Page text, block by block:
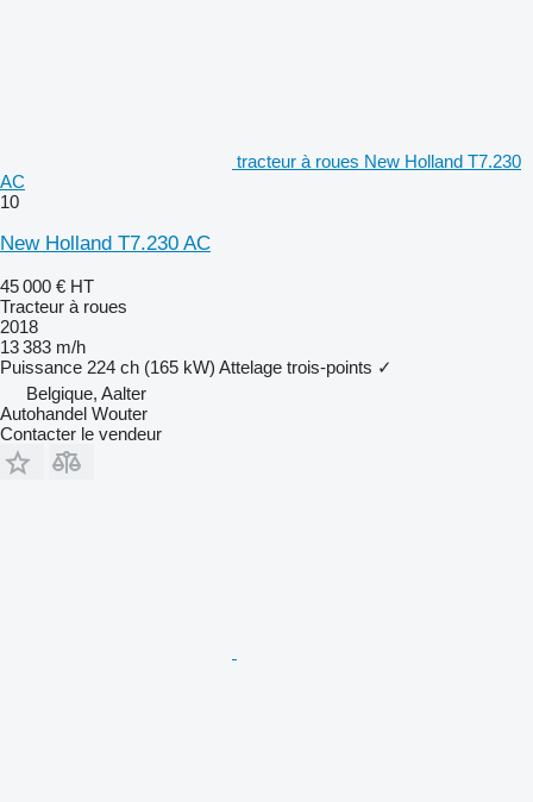
tracteur à roues New Holland T7.230
AC
10
New Holland T7.230 AC
45 000 € HT
Tracteur à roues
2018
13 383 m/h
Puissance 224 ch (165 kW) Attelage trois-points ✓
Belgique, Aalter
Autohandel Wouter
Contacter le vendeur